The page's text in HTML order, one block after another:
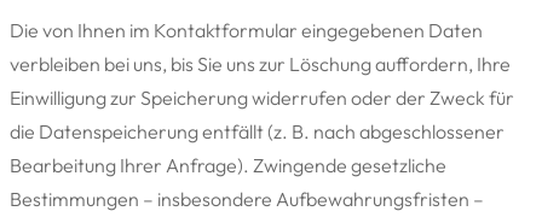
Die von Ihnen im Kontaktformular eingegebenen Daten
verbleiben bei uns, bis Sie uns zur Löschung auffordern, Ihre
Einwilligung zur Speicherung widerrufen oder der Zweck für
die Datenspeicherung entfällt (z. B. nach abgeschlossener
Bearbeitung Ihrer Anfrage). Zwingende gesetzliche
Bestimmungen – insbesondere Aufbewahrungsfristen –